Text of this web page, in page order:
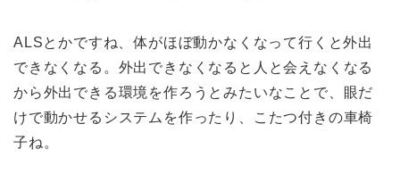
ALSとかですね、体がほぼ動かなくなって行くと外出
できなくなる。外出できなくなると人と会えなくなる
から外出できる環境を作ろうとみたいなことで、眼だ
けで動かせるシステムを作ったり、こたつ付きの車椅
子ね。